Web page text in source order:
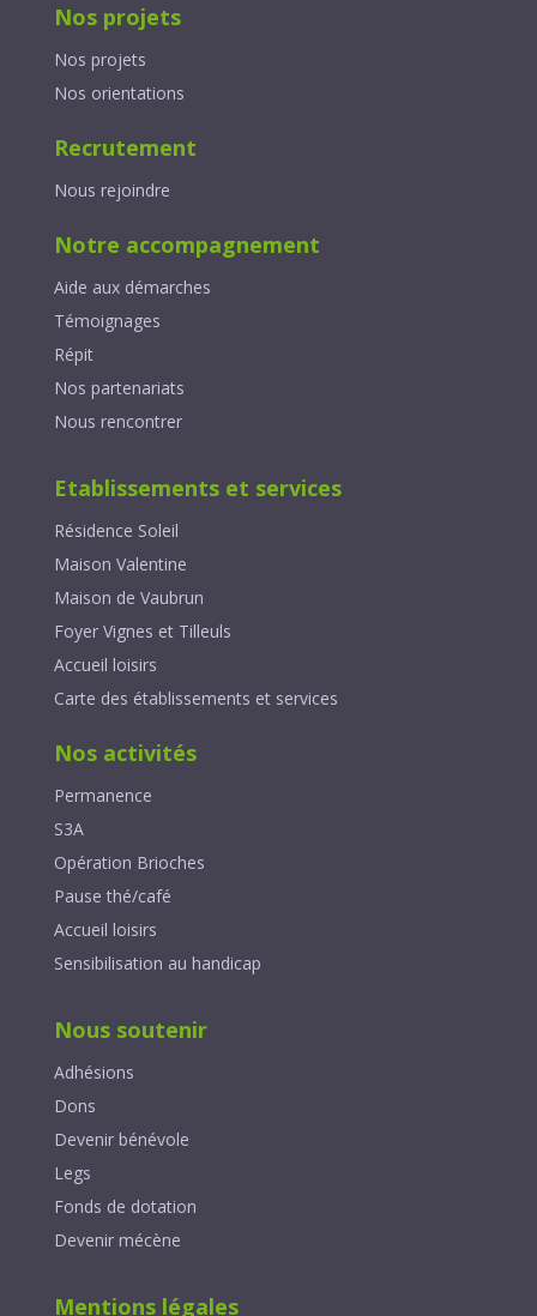
Nos projets
Nos projets
Nos orientations
Recrutement
Nous rejoindre
Notre accompagnement
Aide aux démarches
Témoignages
Répit
Nos partenariats
Nous rencontrer
Etablissements et services
Résidence Soleil
Maison Valentine
Maison de Vaubrun
Foyer Vignes et Tilleuls
Accueil loisirs
Carte des établissements et services
Nos activités
Permanence
S3A
Opération Brioches
Pause thé/café
Accueil loisirs
Sensibilisation au handicap
Nous soutenir
Adhésions
Dons
Devenir bénévole
Legs
Fonds de dotation
Devenir mécène
Mentions légales